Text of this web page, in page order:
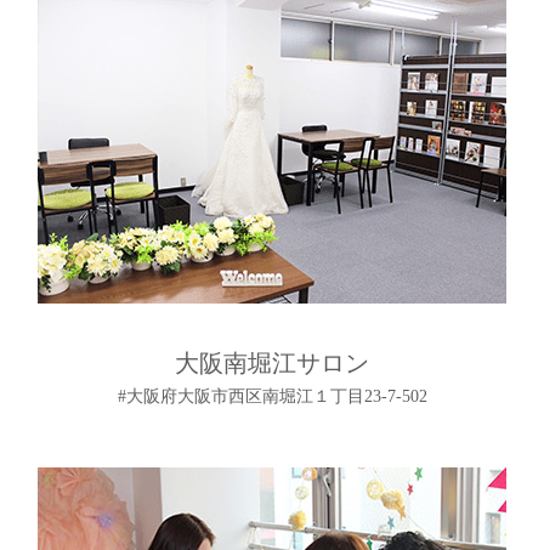
大阪南堀江サロン
#大阪府大阪市西区南堀江１丁目23-7-502